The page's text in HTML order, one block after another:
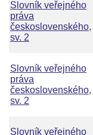
Slovník veřejného
práva
československého,
sv. 2
Slovník veřejného
práva
československého,
sv. 2
Slovník veřejného